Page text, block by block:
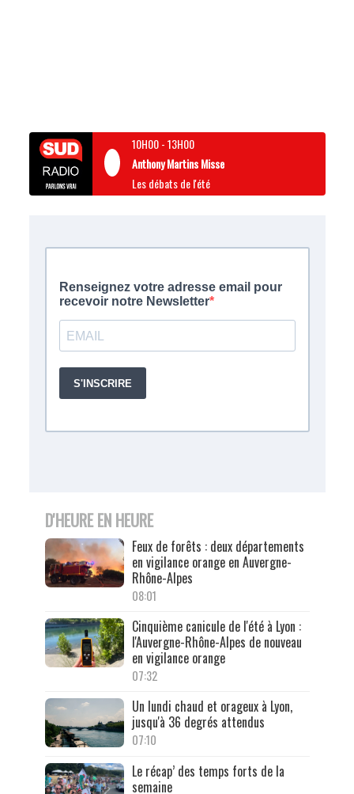
10H00-13H00
Anthony Martins Misse
Les débats de l'été
D'HEURE EN HEURE
Feux de forêts : deux départements
en vigilance orange en Auvergne-
Rhône-Alpes
08:01
Cinquième canicule de l'été à Lyon :
l'Auvergne-Rhône-Alpes de nouveau
en vigilance orange
07:32
Un lundi chaud et orageux à Lyon,
jusqu'à 36 degrés attendus
07:10
Le récap’ des temps forts de la
semaine